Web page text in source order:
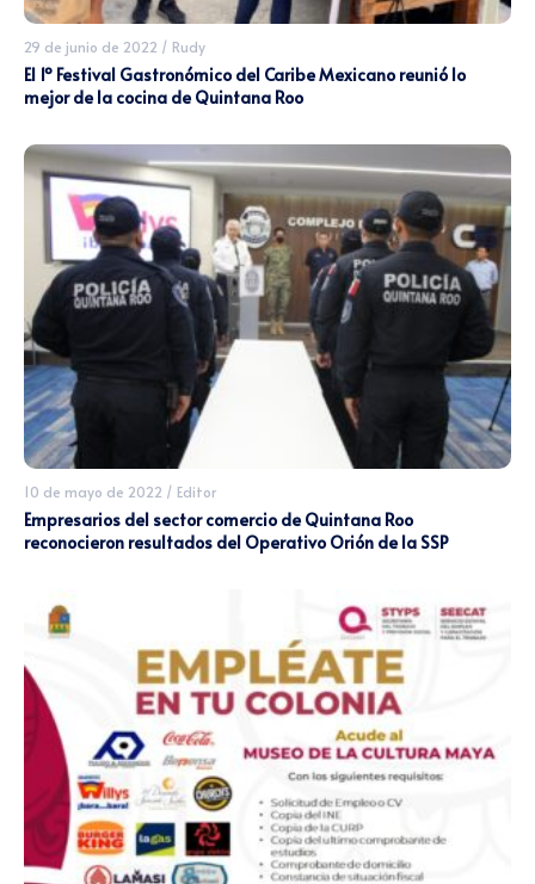
29 de junio de 2022 / Rudy
El 1º Festival Gastronómico del Caribe Mexicano reunió lo
mejor de la cocina de Quintana Roo
10 de mayo de 2022 / Editor
Empresarios del sector comercio de Quintana Roo
reconocieron resultados del Operativo Orión de la SSP